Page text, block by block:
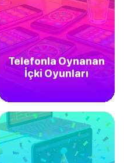
Telefonla Oynanan
İçki Oyunları